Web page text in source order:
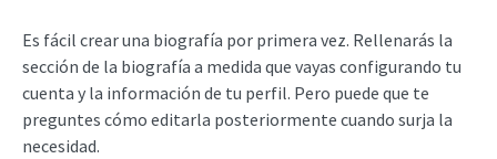
Es fácil crear una biografía por primera vez. Rellenarás la
sección de la biografía a medida que vayas configurando tu
cuenta y la información de tu perfil. Pero puede que te
preguntes cómo editarla posteriormente cuando surja la
necesidad.